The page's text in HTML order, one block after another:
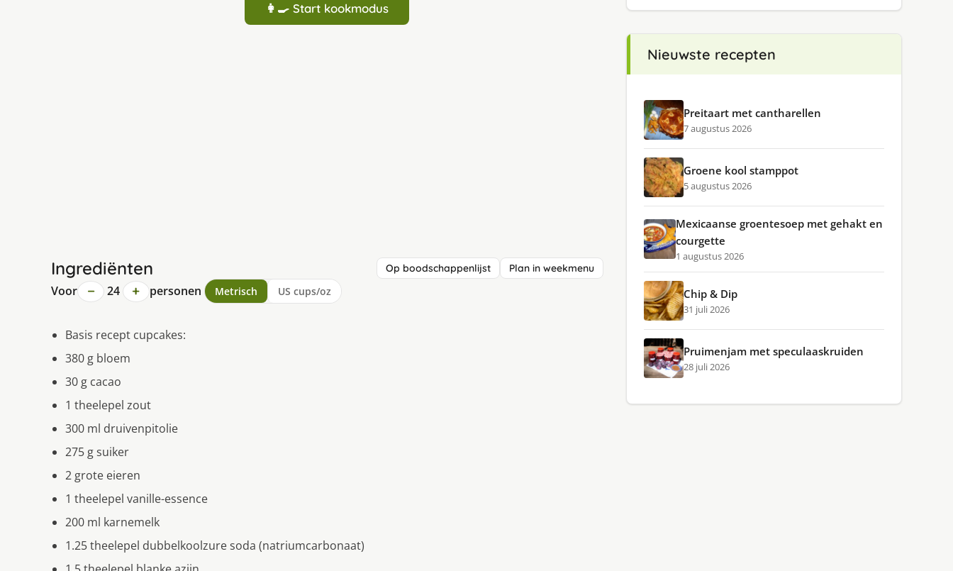
👩‍🍳 Start kookmodus
Ingrediënten Op boodschappenlijst Plan in weekmenu
Voor − 24 + personen Metrisch US cups/oz
Basis recept cupcakes:
380 g bloem
30 g cacao
1 theelepel zout
300 ml druivenpitolie
275 g suiker
2 grote eieren
1 theelepel vanille-essence
200 ml karnemelk
1.25 theelepel dubbelkoolzure soda (natriumcarbonaat)
Nieuwste recepten
Preitaart met cantharellen
7 augustus 2026
Groene kool stamppot
5 augustus 2026
Mexicaanse groentesoep met gehakt en
courgette
1 augustus 2026
Chip & Dip
31 juli 2026
Pruimenjam met speculaaskruiden
28 juli 2026